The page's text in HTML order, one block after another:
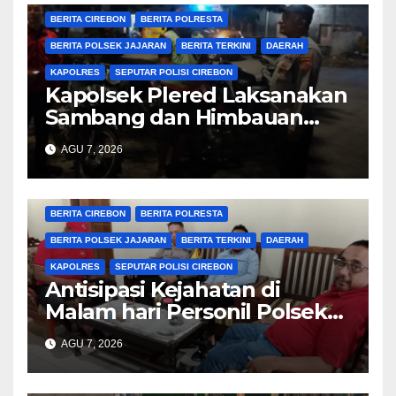
BERITA CIREBON BERITA POLRESTA
BERITA POLSEK JAJARAN BERITA TERKINI DAERAH
KAPOLRES SEPUTAR POLISI CIREBON
Kapolsek Plered Laksanakan
Sambang dan Himbauan
Kamtibmas
AGU 7, 2026
BERITA CIREBON BERITA POLRESTA
BERITA POLSEK JAJARAN BERITA TERKINI DAERAH
KAPOLRES SEPUTAR POLISI CIREBON
Antisipasi Kejahatan di
Malam hari Personil Polsek
Plered Polresta Cirebon
Laksanakan Patroli
AGU 7, 2026